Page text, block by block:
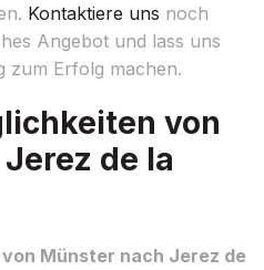
Kontaktiere uns noch
Angebot und lass uns
zum Erfolg machen.
von
de la
Münster nach Jerez de